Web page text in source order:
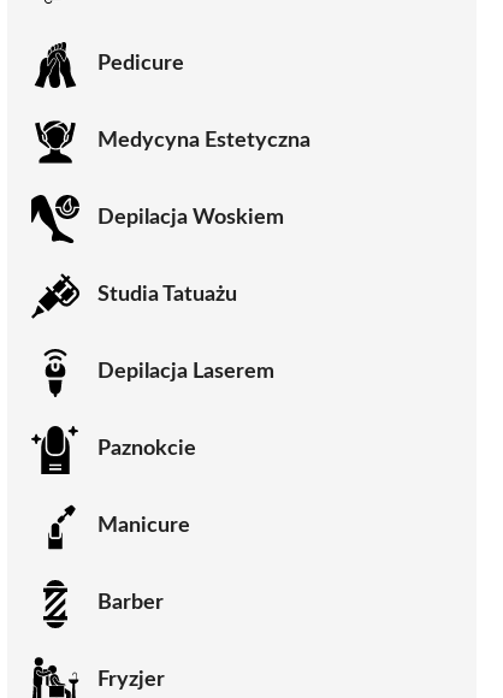
Pedicure
Medycyna Estetyczna
Depilacja Woskiem
Studia Tatuażu
Depilacja Laserem
Paznokcie
Manicure
Barber
Fryzjer